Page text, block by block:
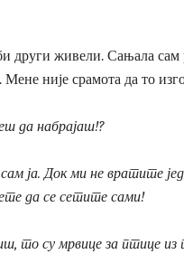
други живели. Сањала
није срамота да то
да набрајаш!?
ја. Док ми не вратите
да се сетите сами!
су мрвице за птице из